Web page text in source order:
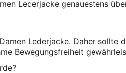
Lederjacke genauestens
Lederjacke. Daher sollte
Bewegungsfreiheit